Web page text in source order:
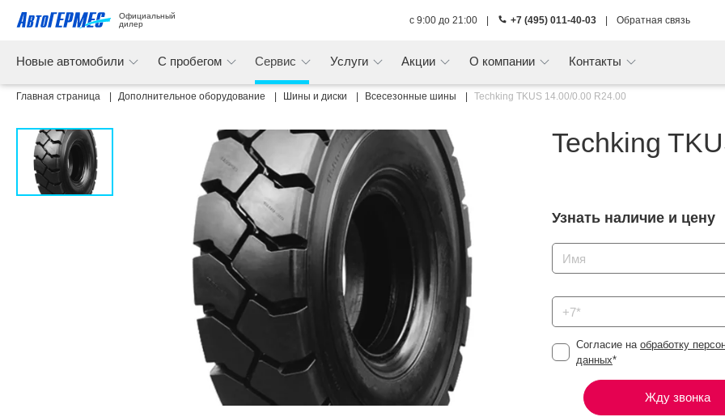
Официальный
дилер
с 9:00 до 21:00 +7 (495) 011-40-03 Обратная связь
Новые автомобили С пробегом Сервис Услуги Акции О компании Контакты
Главная страница Дополнительное оборудование Шины и диски Всесезонные шины Techking TKUS 14.00/0.00 R24.00
Techking
Узнать наличие и цену
Согласие на обработку
данных*
Жду звонка